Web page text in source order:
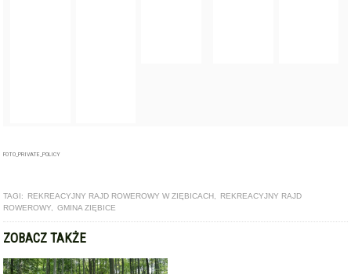
FOTO_PRIVATE_POLICY
TAGI: REKREACYJNY RAJD ROWEROWY W ZIĘBICACH,
REKREACYJNY RAJD
ROWEROWY, GMINA ZIĘBICE
ZOBACZ TAKŻE